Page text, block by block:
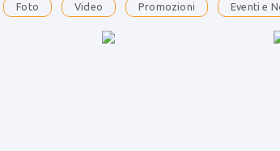
Foto Video Promozioni Eventi e